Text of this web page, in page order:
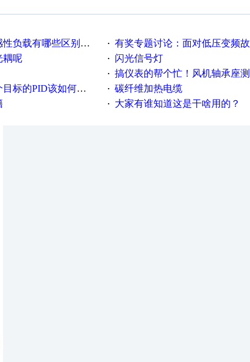
载有哪些区别？？？ · 有奖专题讨论：面对低压变频故障，老手是这样解决的！
耦呢 · 闪光信号灯
· 搞仪表的帮个忙！风机轴承座测振！
的PID该如何控制呢 · 碳纤维加热电缆
· 大家有谁知道这是干啥用的？